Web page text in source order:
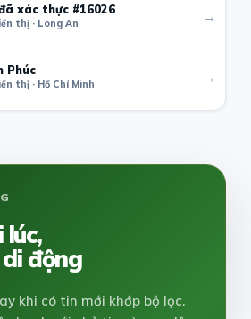
xác thực #16026
thị · Long An →
Phúc
thị · Hồ Chí Minh →
động
khi có tin mới khớp bộ lọc.